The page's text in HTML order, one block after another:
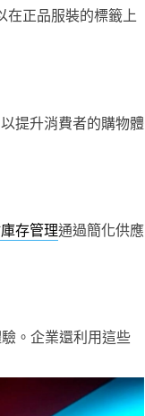
在正品服裝的標籤上
提升消費者的購物體
存管理通過簡化供應
。企業還利用這些